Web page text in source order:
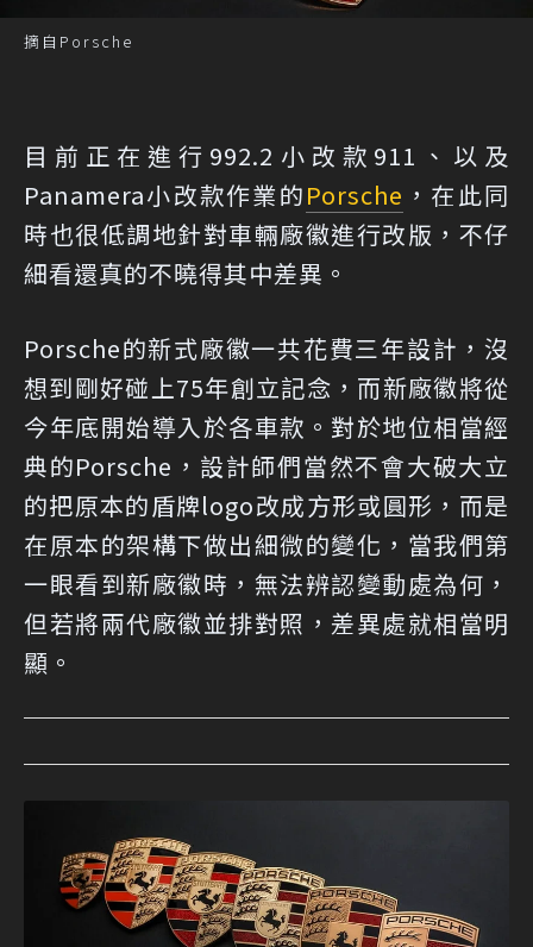
摘自Porsche
目前正在進行992.2小改款911、以及
Panamera小改款作業的Porsche ，在此同
時也很低調地針對車輛廠徽進行改版，不仔
細看還真的不曉得其中差異。
Porsche的新式廠徽一共花費三年設計，沒
想到剛好碰上75年創立記念，而新廠徽將從
今年底開始導入於各車款。對於地位相當經
典的Porsche，設計師們當然不會大破大立
的把原本的盾牌logo改成方形或圓形，而是
在原本的架構下做出細微的變化，當我們第
一眼看到新廠徽時，無法辨認變動處為何，
但若將兩代廠徽並排對照，差異處就相當明
顯。